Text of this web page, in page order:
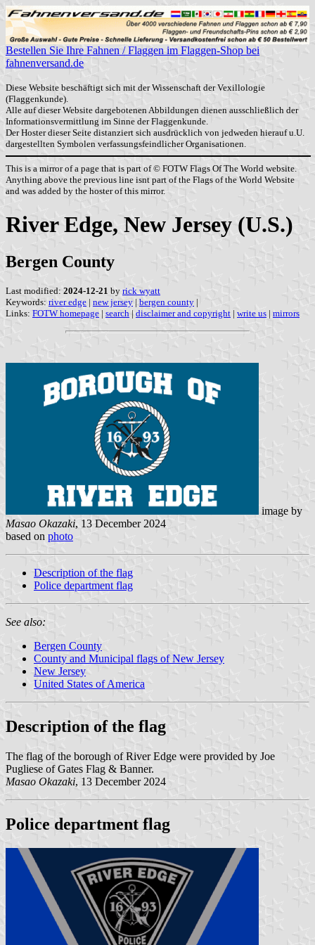
Bestellen Sie Ihre Fahnen / Flaggen im Flaggen-Shop bei
fahnenversand.de
Diese Website beschäftigt sich mit der Wissenschaft der Vexillologie
(Flaggenkunde).
Alle auf dieser Website dargebotenen Abbildungen dienen ausschließlich der
Informationsvermittlung im Sinne der Flaggenkunde.
Der Hoster dieser Seite distanziert sich ausdrücklich von jedweden hierauf u.U.
dargestellten Symbolen verfassungsfeindlicher Organisationen.
This is a mirror of a page that is part of © FOTW Flags Of The World website.
Anything above the previous line isnt part of the Flags of the World Website
and was added by the hoster of this mirror.
River Edge, New Jersey (U.S.)
Bergen County
Last modified: 2024-12-21 by rick wyatt
Keywords: river edge | new jersey | bergen county |
Links: FOTW homepage | search | disclaimer and copyright | write us | mirrors
image by
Masao Okazaki, 13 December 2024
based on photo
Description of the flag
Police department flag
See also:
Bergen County
County and Municipal flags of New Jersey
New Jersey
United States of America
Description of the flag
The flag of the borough of River Edge were provided by Joe
Pugliese of Gates Flag & Banner.
Masao Okazaki, 13 December 2024
Police department flag